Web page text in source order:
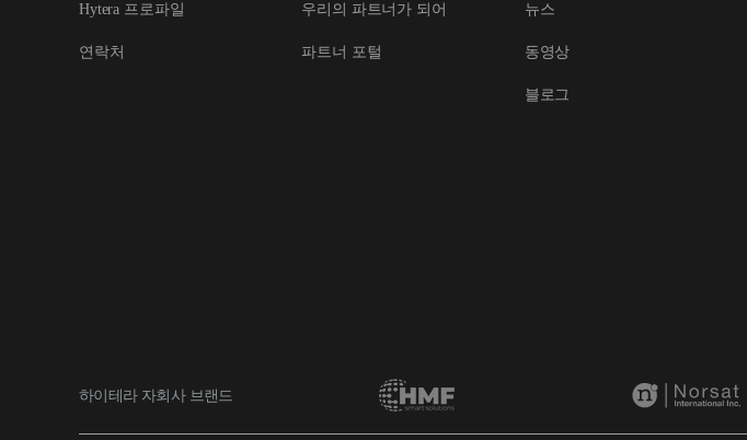
Hytera 프로파일
연락처
우리의 파트너가 되어
파트너 포털
뉴스
동영상
블로그
하이테라 자회사 브랜드